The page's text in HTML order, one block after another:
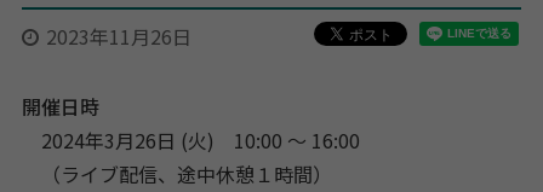
2023年11月26日
開催日時
2024年3月26日 (火) 10:00 〜 16:00
（ライブ配信、途中休憩１時間）